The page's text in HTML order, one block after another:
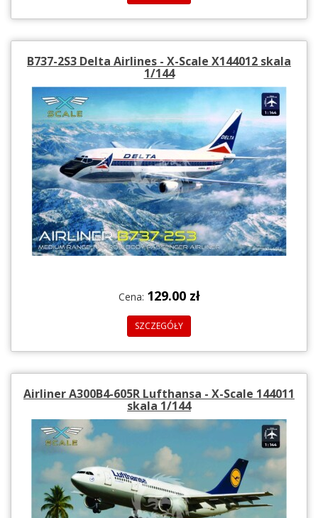
B737-2S3 Delta Airlines - X-Scale X144012 skala
1/144
Cena: 129.00 zł
SZCZEGÓŁY
Airliner A300B4-605R Lufthansa - X-Scale 144011
skala 1/144